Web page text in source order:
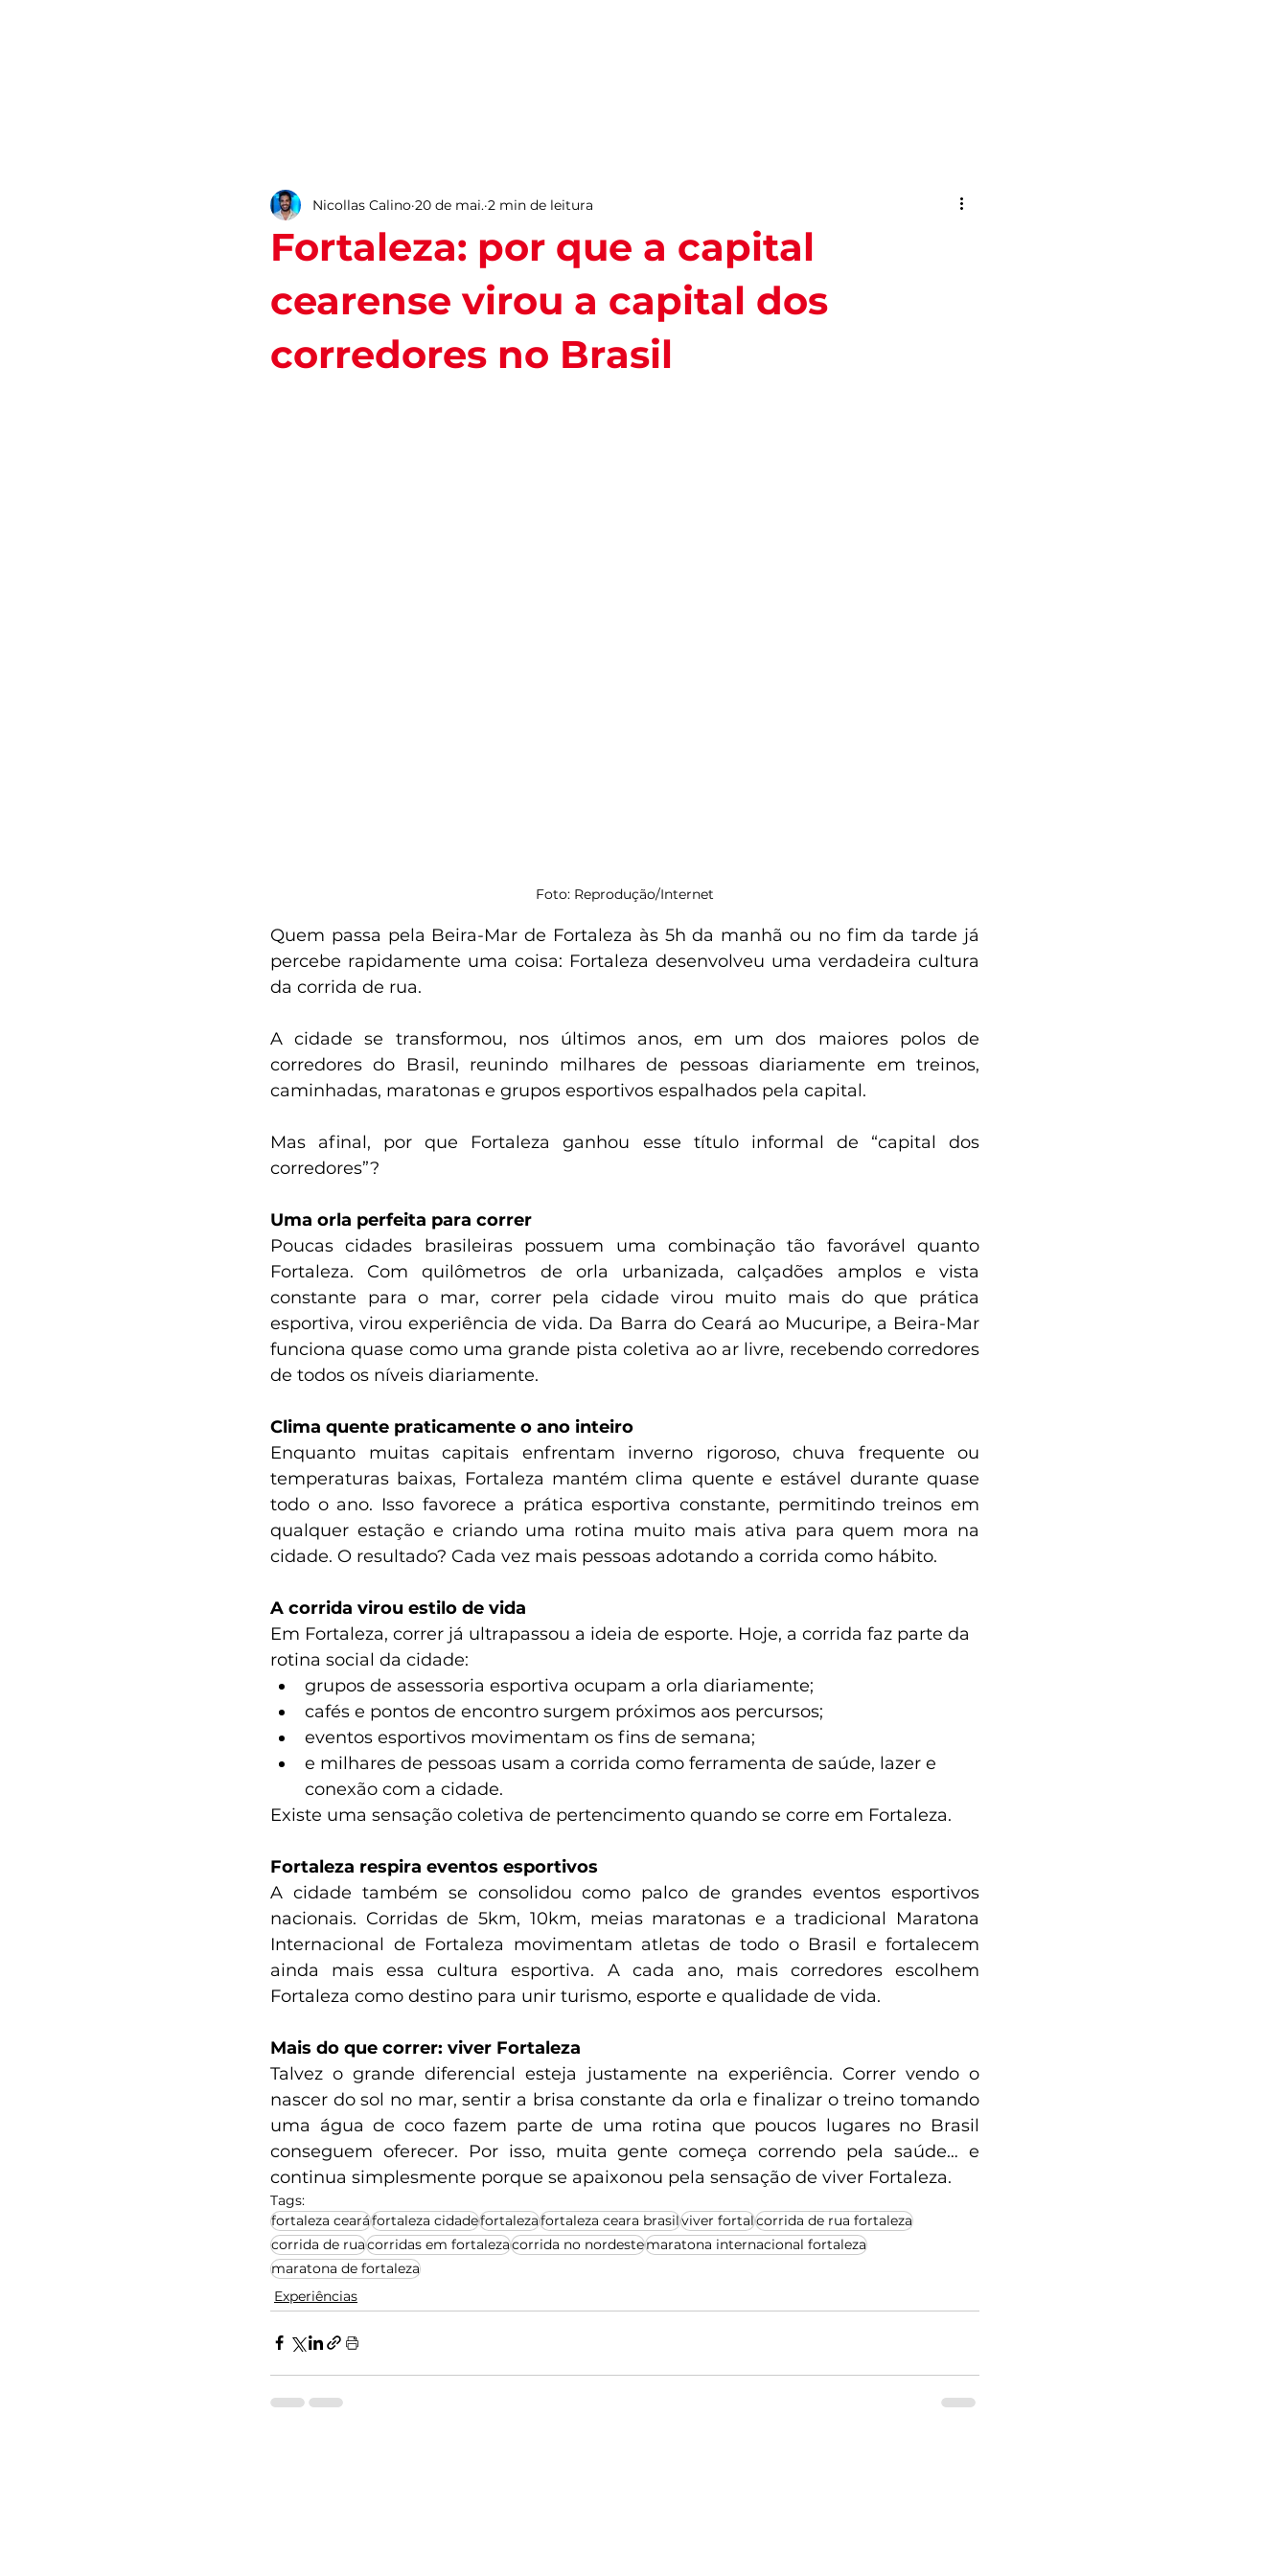
Fortaleza: por que a capital
cearense virou a capital dos
corredores no Brasil
Nicollas Calino 20 de mai. 2 min de leitura
Foto: Reprodução/Internet
Quem passa pela Beira-Mar de Fortaleza às 5h da manhã ou no fim da tarde já
percebe rapidamente uma coisa: Fortaleza desenvolveu uma verdadeira cultura
da corrida de rua.
A cidade se transformou, nos últimos anos, em um dos maiores polos de
corredores do Brasil, reunindo milhares de pessoas diariamente em treinos,
caminhadas, maratonas e grupos esportivos espalhados pela capital.
Mas afinal, por que Fortaleza ganhou esse título informal de “capital dos
corredores”?
Uma orla perfeita para correr
Poucas cidades brasileiras possuem uma combinação tão favorável quanto
Fortaleza. Com quilômetros de orla urbanizada, calçadões amplos e vista
constante para o mar, correr pela cidade virou muito mais do que prática
esportiva, virou experiência de vida. Da Barra do Ceará ao Mucuripe, a Beira-Mar
funciona quase como uma grande pista coletiva ao ar livre, recebendo corredores
de todos os níveis diariamente.
Clima quente praticamente o ano inteiro
Enquanto muitas capitais enfrentam inverno rigoroso, chuva frequente ou
temperaturas baixas, Fortaleza mantém clima quente e estável durante quase
todo o ano. Isso favorece a prática esportiva constante, permitindo treinos em
qualquer estação e criando uma rotina muito mais ativa para quem mora na
cidade. O resultado? Cada vez mais pessoas adotando a corrida como hábito.
A corrida virou estilo de vida
Em Fortaleza, correr já ultrapassou a ideia de esporte. Hoje, a corrida faz parte da
rotina social da cidade:
grupos de assessoria esportiva ocupam a orla diariamente;
cafés e pontos de encontro surgem próximos aos percursos;
eventos esportivos movimentam os fins de semana;
e milhares de pessoas usam a corrida como ferramenta de saúde, lazer e
conexão com a cidade.
Existe uma sensação coletiva de pertencimento quando se corre em Fortaleza.
Fortaleza respira eventos esportivos
A cidade também se consolidou como palco de grandes eventos esportivos
nacionais. Corridas de 5km, 10km, meias maratonas e a tradicional Maratona
Internacional de Fortaleza movimentam atletas de todo o Brasil e fortalecem
ainda mais essa cultura esportiva. A cada ano, mais corredores escolhem
Fortaleza como destino para unir turismo, esporte e qualidade de vida.
Mais do que correr: viver Fortaleza
Talvez o grande diferencial esteja justamente na experiência. Correr vendo o
nascer do sol no mar, sentir a brisa constante da orla e finalizar o treino tomando
uma água de coco fazem parte de uma rotina que poucos lugares no Brasil
conseguem oferecer. Por isso, muita gente começa correndo pela saúde… e
continua simplesmente porque se apaixonou pela sensação de viver Fortaleza.
Tags:
fortaleza cearáfortaleza cidadefortalezafortaleza ceara brasilviver fortalcorrida de rua fortaleza
corrida de ruacorridas em fortalezacorrida no nordestemaratona internacional fortaleza
maratona de fortaleza
Experiências